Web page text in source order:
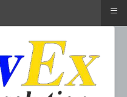
≡
≡